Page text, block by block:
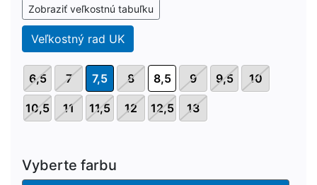
Zobraziť veľkostnú tabuľku
Veľkostný rad UK
6,5 7 7,5 8 8,5 9 9,5 10
10,5 11 11,5 12 12,5 13
Vyberte farbu